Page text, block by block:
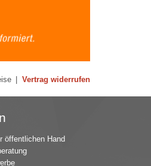
| Vertrag widerrufen
öffentlichen Hand